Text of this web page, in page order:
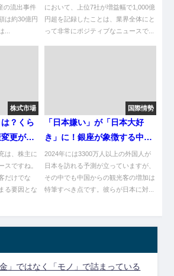
の流出事件
は約30億円
...
において、上位7社が増益幅で1,000億
円超を記録したことは、業界全体にと
って非常にポジティブなニュースで...
株式市場
？くら
更が示
は、株主に
スですね。
だけでな
る要因とな
国際情勢
「日本嫌い」が「日本大好
き」に！銀座が象徴する中国
人の心変わり
2024年には3300万人以上の外国人が
日本を訪れる予測が立っていますが、
その中でも中国からの観光客の増加は
特筆すべき点です。彼らが日本に対...
」ではなく「モノ」で詰まっている